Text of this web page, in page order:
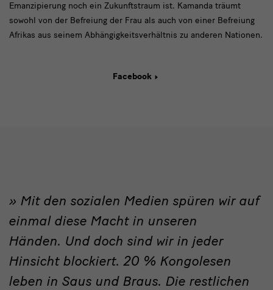
Emanzipierung noch ein Zukunftstraum ist. Kamanda träumt
sowohl von der Befreiung der Frau als auch von einer Befreiung
Afrikas aus seinem Abhängigkeitsverhältnis zu anderen Nationen.
Facebook
zitat
Mit den sozialen Medien spüren wir auf
einmal diese Macht in unseren
Händen. Und doch sind wir in jeder
Hinsicht blockiert. 20 % Kongolesen
leben in Saus und Braus. Die restlichen